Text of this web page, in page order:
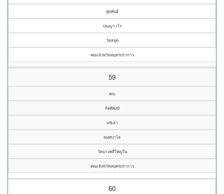
พูนพันธ์
ปญฺญาวโร
วัดสลุด
คณะจังหวัดสมุทรปราการ
59
พระ
กิตติพงษ์
แซ่เลา
ฉนฺทปาโล
วัดบางพลีใหญ่ใน
คณะจังหวัดสมุทรปราการ
60